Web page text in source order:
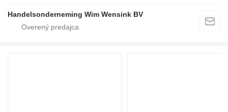
Handelsonderneming Wim Wensink BV